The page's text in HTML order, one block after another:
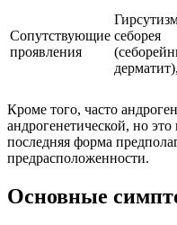
Сопутствующие
проявления
себорея
Кроме того, часто
андрогенетической, но
последняя форма
предрасположенности.
Основные